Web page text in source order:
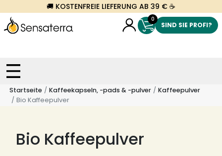
🚚 KOSTENFREIE LIEFERUNG AB 39 € ☕
0
SIND SIE PROFI?
Startseite Kaffeekapseln, -pads & -pulver
Kaffeepulver
Bio Kaffeepulver
Bio Kaffeepulver